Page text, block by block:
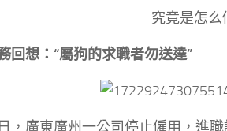
究竟是怎么
回想： “屬狗的求職者勿送達”
，廣東廣州一公司停止僱用，進